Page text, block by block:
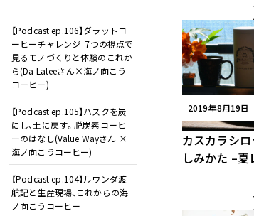
カスカラシ
しみかた –夏
2019年8月19日
【Podcast ep.106】ダラットコ
ーヒーチャレンジ 7つの視点で
見るモノづくりと体験のこれか
ら(Da Lateeさん×海ノ向こう
コーヒー)
【Podcast ep.105】ハスクを炭
にし、土に戻す。脱炭素コーヒ
ーのはなし(Value Wayさん ×
海ノ向こうコーヒー)
【Podcast ep.104】ルワンダ渡
航記と生産現場、これからの海
ノ向こうコーヒー